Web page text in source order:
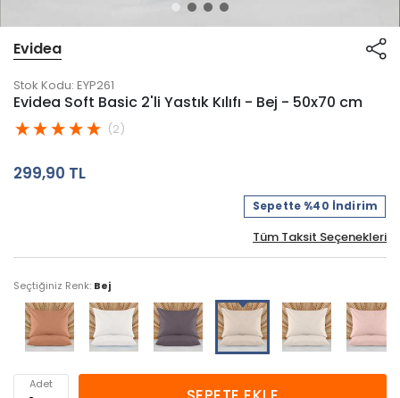
Evidea
Stok Kodu: EYP261
Evidea Soft Basic 2'li Yastık Kılıfı - Bej - 50x70 cm
(2)
299,90 TL
Sepette %40 İndirim
Tüm Taksit Seçenekleri
Seçtiğiniz Renk: Bej
Adet